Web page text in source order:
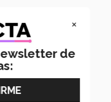
×
de